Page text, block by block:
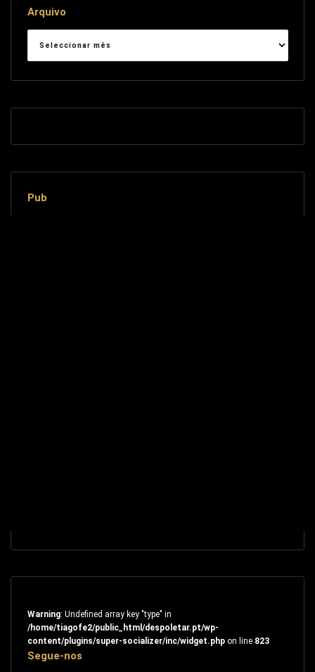
Arquivo
Pub
Warning: Undefined array key "type" in
/home/tiagofe2/public_html/despoletar.pt/wp-
content/plugins/super-socializer/inc/widget.phpon line 823
Segue-nos